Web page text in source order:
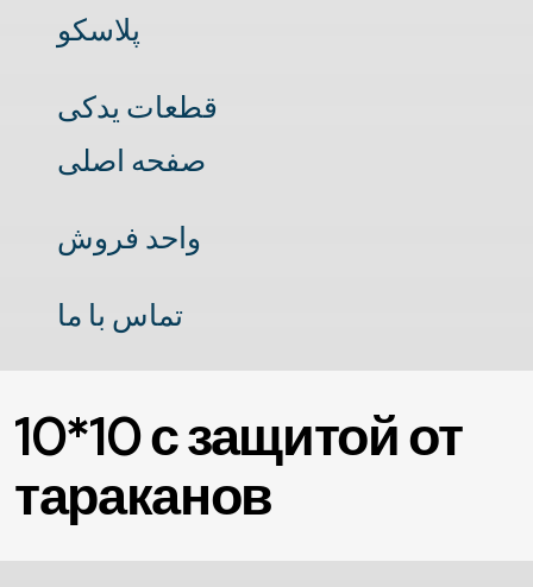
پلاسکو
قطعات یدکی
صفحه اصلی
واحد فروش
تماس با ما
10*10 с защитой от
тараканов